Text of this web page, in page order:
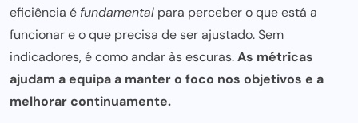
eficiência é fundamental para perceber o que está a
funcionar e o que precisa de ser ajustado. Sem
indicadores, é como andar às escuras.As métricas
ajudam a equipa a manter o foco nos objetivos e a
melhorar continuamente.